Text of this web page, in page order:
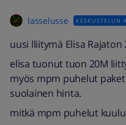
lasselusse KESKUSTELUN
uusi lliitymä Elisa Rajaton
elisa tuonut tuon 20M
myös mpm puhelut
suolainen hinta.
mitkä mpm puhelut